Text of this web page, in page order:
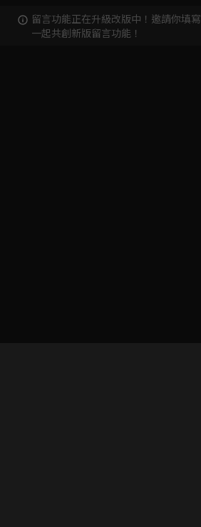
留言功能正在升級改版中！邀請你填寫
一起共創新版留言功能！